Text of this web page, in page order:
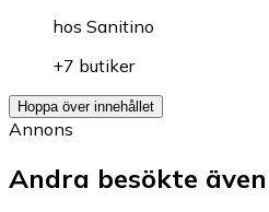
hos Sanitino
+7 butiker
Hoppa över innehållet
Annons
Andra besökte även